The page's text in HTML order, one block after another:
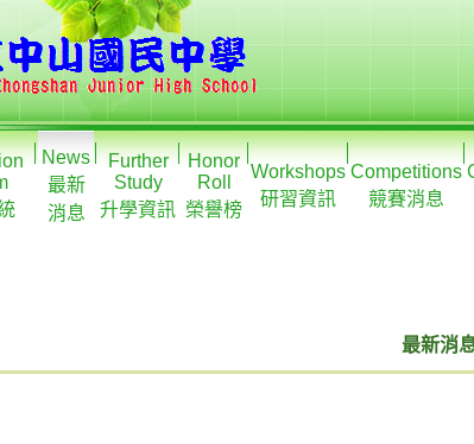
News
最新
消息
Further
Study
升學資訊
Honor
Roll
榮譽榜
Workshops
研習資訊
Competitions
競賽消息
最新消